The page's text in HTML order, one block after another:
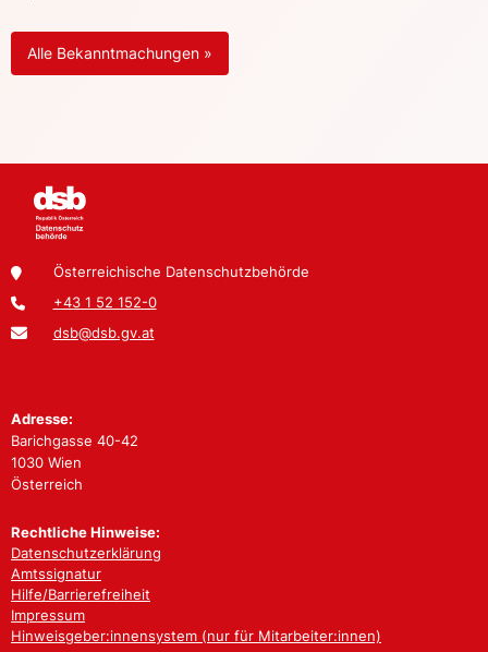
Alle Bekanntmachungen »
Österreichische Datenschutzbehörde
+43 1 52 152-0
dsb@dsb.gv.at
Adresse:
Barichgasse 40-42
1030 Wien
Österreich
Rechtliche Hinweise:
Datenschutzerklärung
Amtssignatur
Hilfe/Barrierefreiheit
Impressum
Hinweisgeber:innensystem (nur für Mitarbeiter:innen)